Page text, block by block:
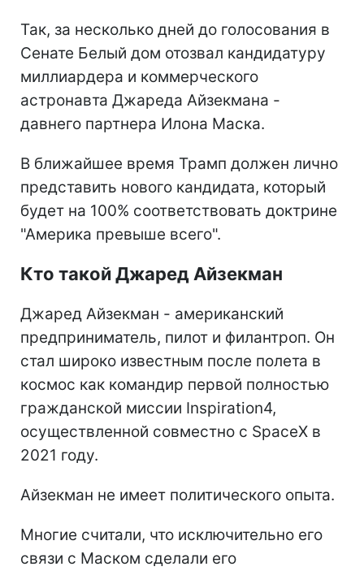
Так, за несколько дней до голосования в
Сенате Белый дом отозвал кандидатуру
миллиардера и коммерческого
астронавта Джареда Айзекмана -
давнего партнера Илона Маска.
В ближайшее время Трамп должен лично
представить нового кандидата, который
будет на 100% соответствовать доктрине
"Америка превыше всего".
Кто такой Джаред Айзекман
Джаред Айзекман - американский
предприниматель, пилот и филантроп. Он
стал широко известным после полета в
космос как командир первой полностью
гражданской миссии Inspiration4,
осуществленной совместно с SpaceX в
2021 году.
Айзекман не имеет политического опыта.
Многие считали, что исключительно его
связи с Маском сделали его